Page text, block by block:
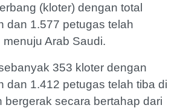
(kloter) dengan total
dan 1.577 petugas telah
Arab Saudi.
353 kloter dengan
dan 1.412 petugas telah tiba di
bergerak secara bertahap dari